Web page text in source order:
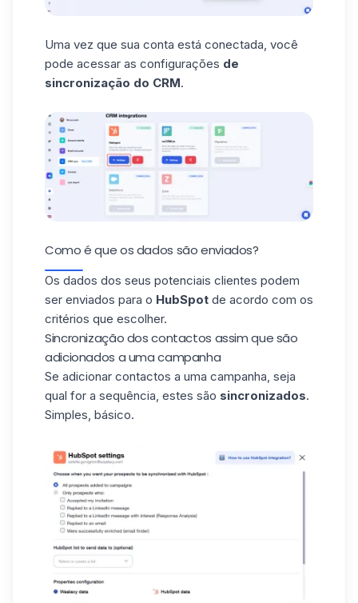
Uma vez que sua conta está conectada, você
pode acessar as configurações de
sincronização do CRM.
Como é que os dados são enviados?
Os dados dos seus potenciais clientes podem
ser enviados para o HubSpot de acordo com os
critérios que escolher.
Sincronização dos contactos assim que são
adicionados a uma campanha
Se adicionar contactos a uma campanha , seja
qual for a sequência, estes são sincronizados.
Simples, básico.